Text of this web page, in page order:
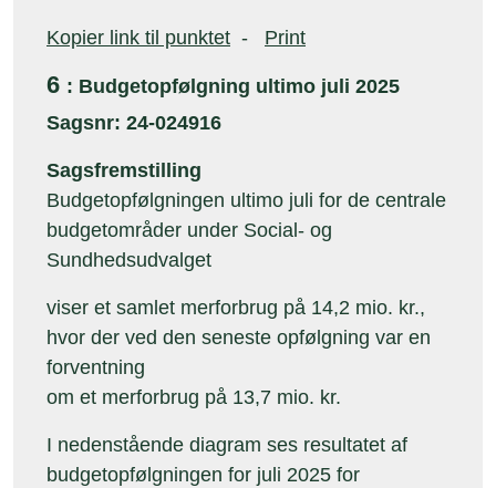
Kopier link til punktet - Print
6 : Budgetopfølgning ultimo juli 2025
Sagsnr: 24-024916
Sagsfremstilling
Budgetopfølgningen ultimo juli for de centrale
budgetområder under Social- og
Sundhedsudvalget
viser et samlet merforbrug på 14,2 mio. kr.,
hvor der ved den seneste opfølgning var en
forventning
om et merforbrug på 13,7 mio. kr.
I nedenstående diagram ses resultatet af
budgetopfølgningen for juli 2025 for